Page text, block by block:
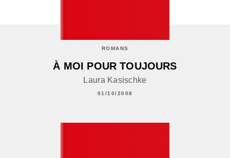
ROMANS
À MOI POUR TOUJOURS
Laura Kasischke
01/10/2008